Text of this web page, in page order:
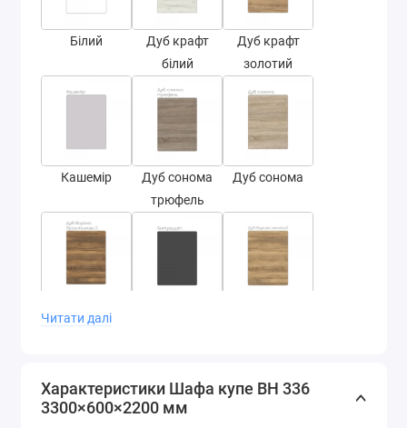
Білий
Дуб крафт
білий
Дуб крафт
золотий
Кашемір
Дуб сонома
трюфель
Дуб сонома
Дуб бароко
Читати далі
Характеристики Шафа купе ВН 336
3300×600×2200 мм